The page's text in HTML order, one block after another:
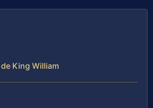
King William